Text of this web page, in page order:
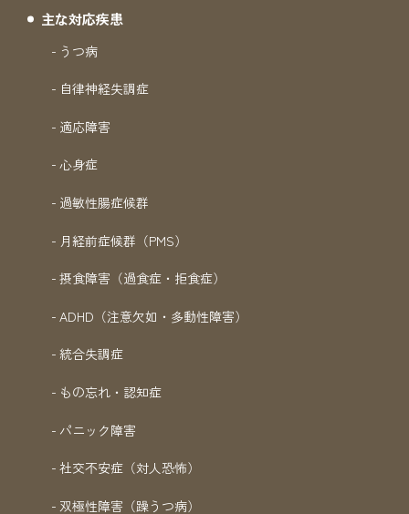
主な対応疾患
うつ病
自律神経失調症
適応障害
心身症
過敏性腸症候群
月経前症候群（PMS）
摂食障害（過食症・拒食症）
ADHD（注意欠如・多動性障害）
統合失調症
もの忘れ・認知症
パニック障害
社交不安症（対人恐怖）
双極性障害（躁うつ病）